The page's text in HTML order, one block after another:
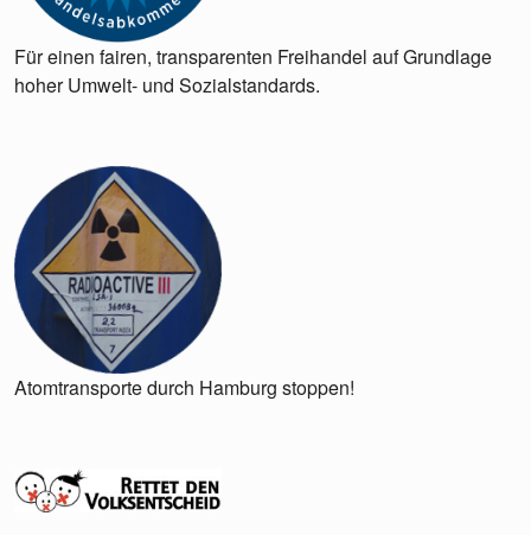
Für einen fairen, transparenten Freihandel auf Grundlage
hoher Umwelt- und Sozialstandards.
Atomtransporte durch Hamburg stoppen!